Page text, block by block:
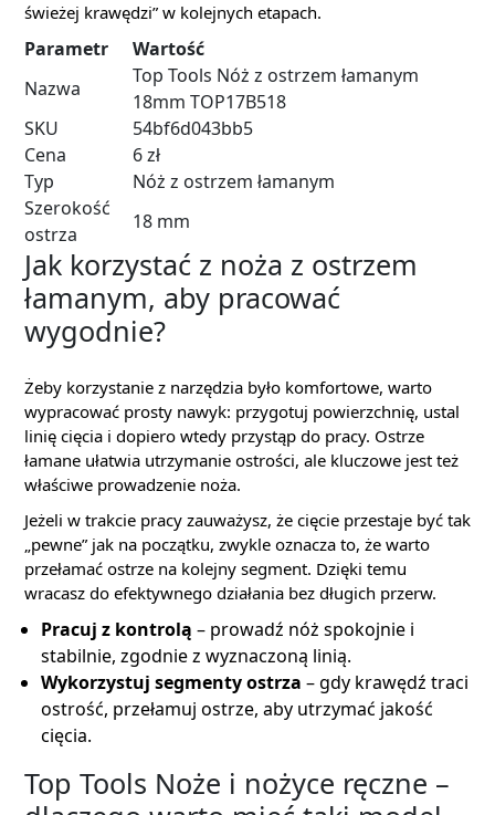
świeżej krawędzi” w kolejnych etapach.
Parametr
Wartość
Nazwa
Top Tools Nóż z ostrzem łamanym
18mm TOP17B518
SKU
54bf6d043bb5
Cena
6 zł
Typ
Nóż z ostrzem łamanym
Szerokość
ostrza
18 mm
Jak korzystać z noża z ostrzem
łamanym, aby pracować
wygodnie?
Żeby korzystanie z narzędzia było komfortowe, warto
wypracować prosty nawyk: przygotuj powierzchnię, ustal
linię cięcia i dopiero wtedy przystąp do pracy. Ostrze
łamane ułatwia utrzymanie ostrości, ale kluczowe jest też
właściwe prowadzenie noża.
Jeżeli w trakcie pracy zauważysz, że cięcie przestaje być tak
„pewne” jak na początku, zwykle oznacza to, że warto
przełamać ostrze na kolejny segment. Dzięki temu
wracasz do efektywnego działania bez długich przerw.
Pracuj z kontrolą – prowadź nóż spokojnie i
stabilnie, zgodnie z wyznaczoną linią.
Wykorzystuj segmenty ostrza – gdy krawędź traci
ostrość, przełamuj ostrze, aby utrzymać jakość
cięcia.
Top Tools Noże i nożyce ręczne –